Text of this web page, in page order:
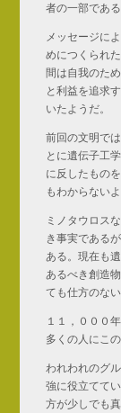
者の一部であ
メッセージに
めにつくられ
間は自我のた
と利益を追求
いたようだ。
前回の文明で
とに遺伝子工
に反したもの
もわからない
ミノタウロス
き事実である
ある。現在も
あるべき創造
ても仕方のな
１１，０００
多くの人にこ
われわれのグ
強に役立てて
方が少しでも